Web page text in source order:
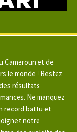
Cameroun et de
le monde ! Restez
résultats
Ne manquez
record battu et
notre